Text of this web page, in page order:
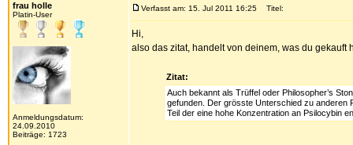
frau holle
Platin-User
Anmeldungsdatum:
24.09.2010
Beiträge: 1723
Verfasst am: 15. Jul 2011 16:25 Titel:
Hi,
also das zitat, handelt von deinem, was du gekauft
Zitat:
Auch bekannt als Trüffel oder Philosopher’s
gefunden. Der grösste Unterschied zu anderen
Teil der eine hohe Konzentration an Psilocybin